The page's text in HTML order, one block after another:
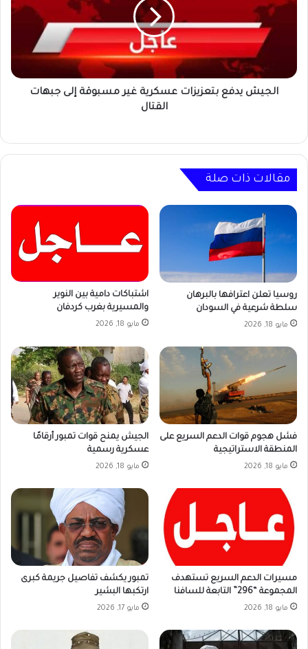
عسكرية
مسبوقة
القتال
الجيش يدفع بتعزيزات عسكرية غير مسبوقة إلى جبهات
القتال
مقالات ذات صلة
روسيا تعلن اعترافها بالبرهان
سلطة شرعية في السودان
مايو 18, 2026
اشتباكات دامية بين النوير
والمسيرية بغرب كردفان
مايو 18, 2026
فشل هجوم قوات الدعم السريع على
المنطقة الاستراتيجية
مايو 18, 2026
الجيش يمنح قوات تمبور أرقامًا
عسكرية رسمية
مايو 18, 2026
مسيرات الدعم السريع تستهدف
المجموعة “296” التابعة للسافنا
مايو 18, 2026
تمبور يكشف تفاصيل جريمة كبرى
ارتكبها البشير
مايو 17, 2026